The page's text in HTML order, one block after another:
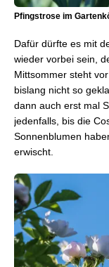
Pfingstrose im
Dafür dürfte es mit
wieder vorbei sein,
Mittsommer steht
bislang nicht so
dann auch erst mal
jedenfalls, bis die
Sonnenblumen
erwischt.